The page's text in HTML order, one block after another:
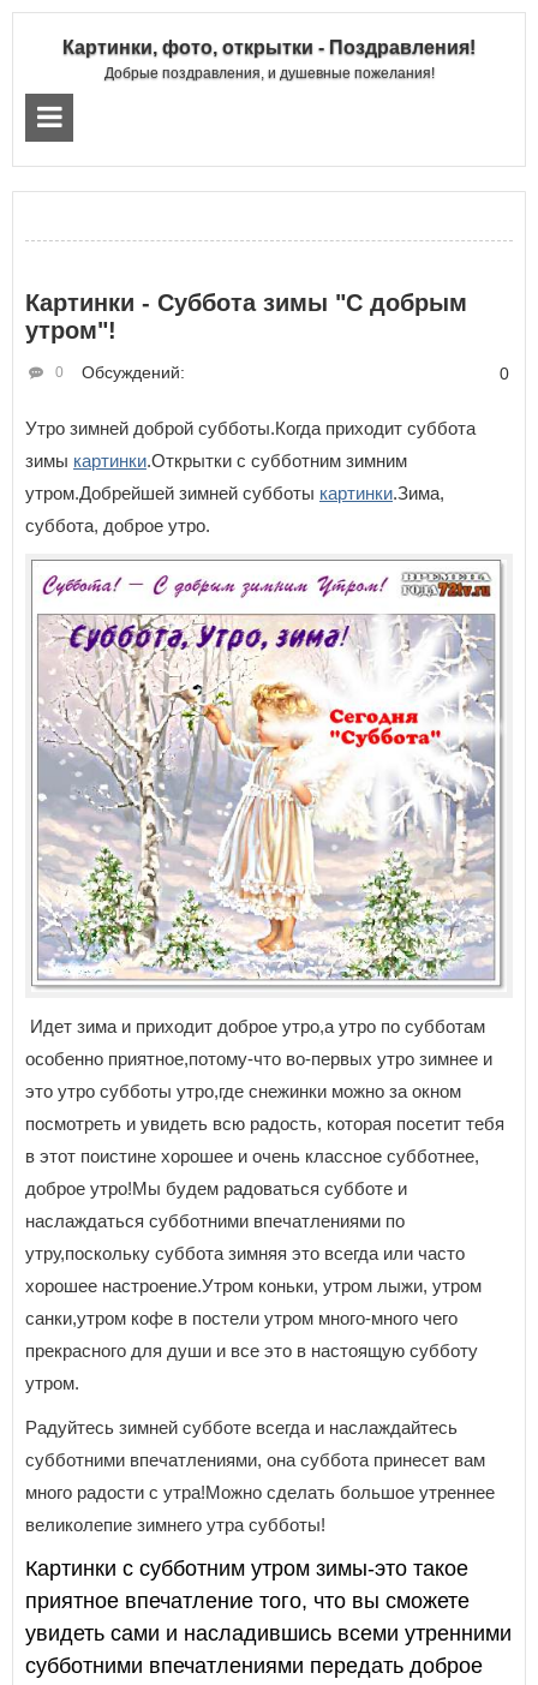
Картинки, фото, открытки - Поздравления!
Добрые поздравления, и душевные пожелания!
Картинки - Суббота зимы "С добрым
утром"!
Обсуждений:
0 0
Утро зимней доброй субботы.Когда приходит суббота
зимы картинки.Открытки с субботним зимним
утром.Добрейшей зимней субботы картинки.Зима,
суббота, доброе утро.
Идет зима и приходит доброе утро,а утро по субботам
особенно приятное,потому-что во-первых утро зимнее и
это утро субботы утро,где снежинки можно за окном
посмотреть и увидеть всю радость, которая посетит тебя
в этот поистине хорошее и очень классное субботнее,
доброе утро!Мы будем радоваться субботе и
наслаждаться субботними впечатлениями по
утру,поскольку суббота зимняя это всегда или часто
хорошее настроение.Утром коньки, утром лыжи, утром
санки,утром кофе в постели утром много-много чего
прекрасного для души и все это в настоящую субботу
утром.
Радуйтесь зимней субботе всегда и наслаждайтесь
субботними впечатлениями, она суббота принесет вам
много радости с утра!Можно сделать большое утреннее
великолепие зимнего утра субботы!
Картинки с субботним утром зимы-это такое
приятное впечатление того, что вы сможете
увидеть сами и насладившись всеми утренними
субботними впечатлениями передать доброе